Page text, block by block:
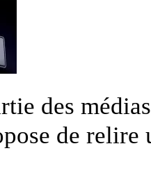
des
de relire